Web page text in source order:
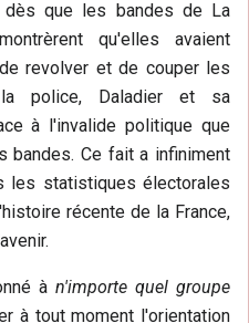
dès que les bandes de La
qu'elles avaient
revolver et de couper les
police, Daladier et sa
à l'invalide politique que
bandes. Ce fait a infiniment
les statistiques électorales
récente de la France,
à n'importe quel groupe
à tout moment l'orientation